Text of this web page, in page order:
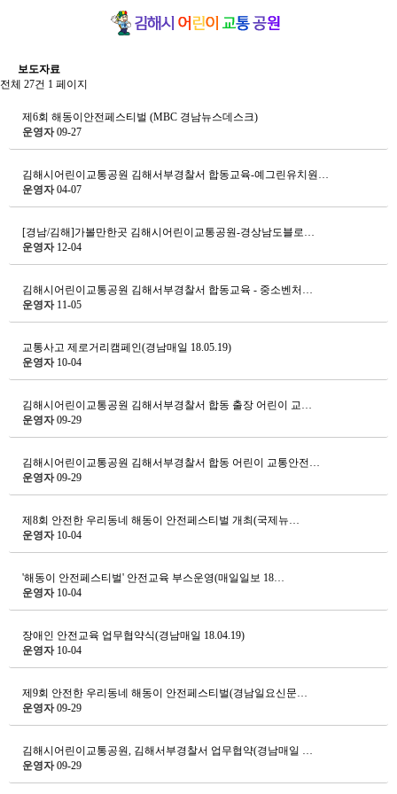
보도자료
전체 27건 1 페이지
제6회 해동이안전페스티벌 (MBC 경남뉴스데스크)
운영자 09-27
김해시어린이교통공원 김해서부경찰서 합동교육-예그린유치원…
운영자 04-07
[경남/김해]가볼만한곳 김해시어린이교통공원-경상남도블로…
운영자 12-04
김해시어린이교통공원 김해서부경찰서 합동교육 - 중소벤처…
운영자 11-05
교통사고 제로거리캠페인(경남매일 18.05.19)
운영자 10-04
김해시어린이교통공원 김해서부경찰서 합동 출장 어린이 교…
운영자 09-29
김해시어린이교통공원 김해서부경찰서 합동 어린이 교통안전…
운영자 09-29
제8회 안전한 우리동네 해동이 안전페스티벌 개최(국제뉴…
운영자 10-04
'해동이 안전페스티벌' 안전교육 부스운영(매일일보 18…
운영자 10-04
장애인 안전교육 업무협약식(경남매일 18.04.19)
운영자 10-04
제9회 안전한 우리동네 해동이 안전페스티벌(경남일요신문…
운영자 09-29
김해시어린이교통공원, 김해서부경찰서 업무협약(경남매일 …
운영자 09-29